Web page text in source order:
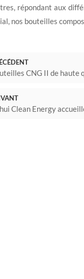
répondant aux
nos bouteilles
CNG II de haute
Clean Energy